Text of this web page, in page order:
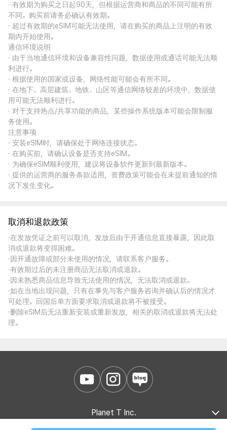
· 有效期为购买之日起90天，但根据运营商和商品的不同可能有所
不同。购买前请务必确认有效期。
· 超过有效期的eSIM可能无法使用，请在购买的商品上注明的有效
期内开始使用。
通信环境说明
· 由于当地通信环境和设备兼容性问题，数据使用或通话可能无法顺
利进行。
· 根据使用的国家或设备，网络性能可能会有所不同。
· 在地下、高层建筑、地铁、山区等通信网络较差的环境中，数据使
用可能无法顺利进行。
· 对于支持热点/共享功能的商品，某些操作系统版本可能会限制服
务使用。
注意事项
· 安装eSIM时，请确保处于网络连接状态。
· 在购买前，请确认设备是否支持eSIM。
· 为确保eSIM顺利使用，建议将设备软件更新到最新版本。
· 提供的运营商的服务条款适用，资费政策可能会在未提前通知的情
况下发生变化。
取消和退款政策
·在发放凭证之前可以取消，发放后由于开通信息直接暴露，因此取
消或退款将变得困难。
·因开通故障或部分未使用的情况，请联系客户服务。
·有效期过后的未注册商品无法取消或退款。
·因未熟悉商品信息导致无法使用的情况，无法取消或退款。
·如在当地出现问题，只有在事先与客户服务咨询并确认后的情况才
可处理。回国后单方面要求取消或退款将不被接受。
·删除eSIM后无法重新安装或重新发放，相关的取消或退款将无法处
理。
Planet T Inc.